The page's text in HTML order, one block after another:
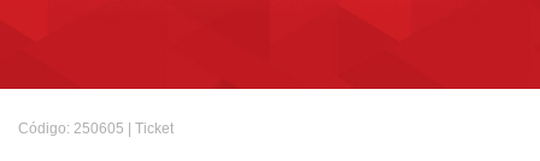
Código: 250605 | Ticket